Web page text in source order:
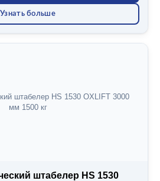
Узнать больше
штабелер HS 1530 OXLIFT 3000
мм 1500 кг
штабелер HS 1530